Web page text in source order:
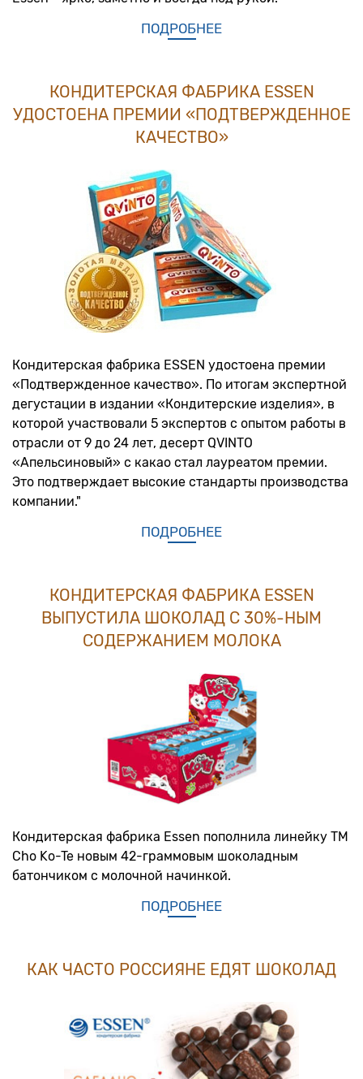
ПОДРОБНЕЕ
КОНДИТЕРСКАЯ ФАБРИКА ESSEN
УДОСТОЕНА ПРЕМИИ «ПОДТВЕРЖДЕННОЕ
КАЧЕСТВО»
Кондитерская фабрика ESSEN удостоена премии
«Подтвержденное качество». По итогам экспертной
дегустации в издании «Кондитерские изделия», в
которой участвовали 5 экспертов с опытом работы в
отрасли от 9 до 24 лет, десерт QVINTO
«Апельсиновый» с какао стал лауреатом премии.
Это подтверждает высокие стандарты производства
компании."
ПОДРОБНЕЕ
КОНДИТЕРСКАЯ ФАБРИКА ESSEN
ВЫПУСТИЛА ШОКОЛАД С 30%-НЫМ
СОДЕРЖАНИЕМ МОЛОКА
Кондитерская фабрика Essen пополнила линейку ТМ
Cho Ko-Te новым 42-граммовым шоколадным
батончиком с молочной начинкой.
ПОДРОБНЕЕ
КАК ЧАСТО РОССИЯНЕ ЕДЯТ ШОКОЛАД